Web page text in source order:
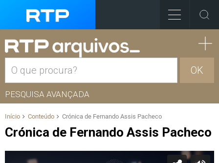
OK
PESQUISA AVANÇADA
Início Conteúdo Crónica de Fernando Assis Pacheco
Crónica de Fernando Assis Pacheco